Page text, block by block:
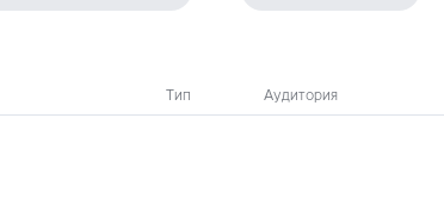
Тип Аудитория